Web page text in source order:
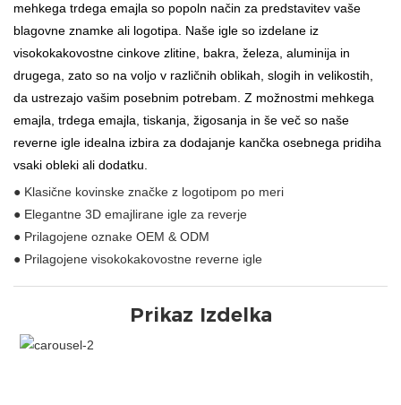
mehkega trdega emajla so popoln način za predstavitev vaše
blagovne znamke ali logotipa. Naše igle so izdelane iz
visokokakovostne cinkove zlitine, bakra, železa, aluminija in
drugega, zato so na voljo v različnih oblikah, slogih in velikostih,
da ustrezajo vašim posebnim potrebam. Z možnostmi mehkega
emajla, trdega emajla, tiskanja, žigosanja in še več so naše
reverne igle idealna izbira za dodajanje kančka osebnega pridiha
vsaki obleki ali dodatku.
● Klasične kovinske značke z logotipom po meri
● Elegantne 3D emajlirane igle za reverje
● Prilagojene oznake OEM & ODM
● Prilagojene visokokakovostne reverne igle
Prikaz Izdelka